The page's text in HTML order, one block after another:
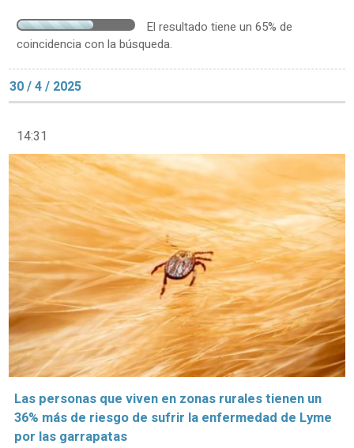
El resultado tiene un 65% de
coincidencia con la búsqueda.
30 / 4 / 2025
14:31
Las personas que viven en zonas rurales tienen un
36% más de riesgo de sufrir la enfermedad de Lyme
por las garrapatas